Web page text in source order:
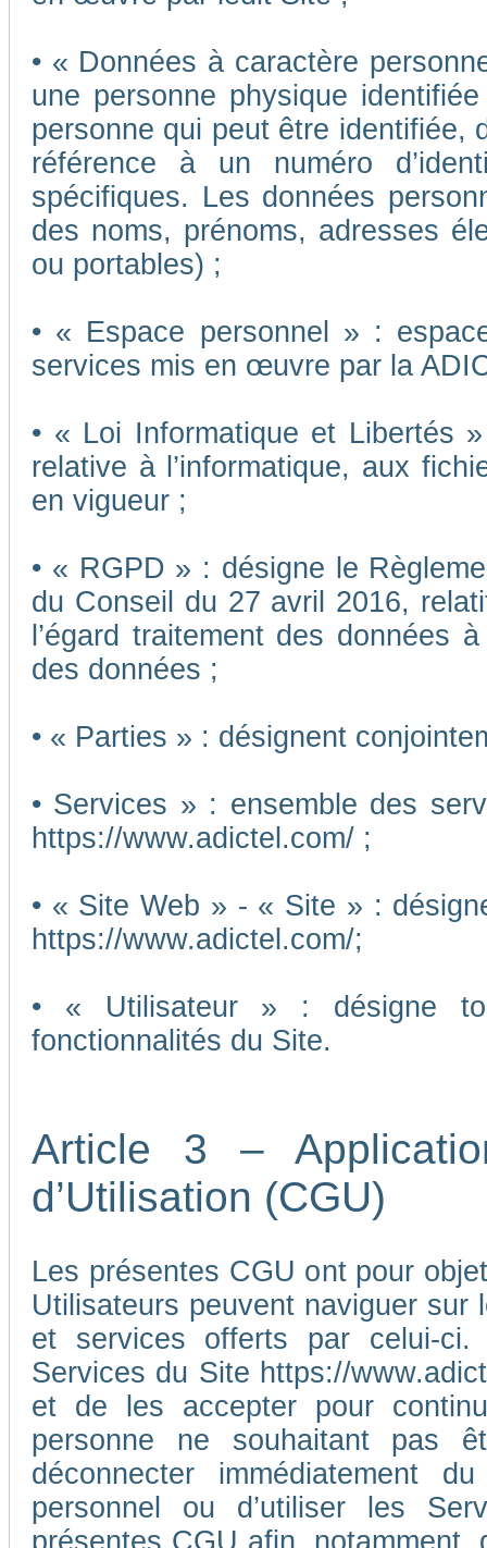
• « Données à caractère
une personne physique
personne qui peut être identifiée,
référence à un numéro
spécifiques. Les données
des noms, prénoms, adresses
ou portables) ;
• « Espace personnel » :
services mis en œuvre par la
• « Loi Informatique et Libertés
relative à l’informatique, aux
en vigueur ;
• « RGPD » : désigne le
du Conseil du 27 avril 2016,
l’égard traitement des données
des données ;
• « Parties » : désignent
• Services » : ensemble des
https://www.adictel.com/ ;
• « Site Web » - « Site » :
https://www.adictel.com/;
• « Utilisateur » : désigne
fonctionnalités du Site.
Article 3 –
d’Utilisation (CGU)
Les présentes CGU ont pour
Utilisateurs peuvent naviguer
et services offerts par celui-ci.
Services du Site https://
et de les accepter pour
personne ne souhaitant pas
déconnecter immédiatement
personnel ou d’utiliser les
présentes CGU afin,